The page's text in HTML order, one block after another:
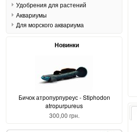
Удобрения для растений
Аквариумы
Для морского аквариума
Новинки
Бичок атропурпуреус - Stiphodon
atropurpureus
300,00 грн.